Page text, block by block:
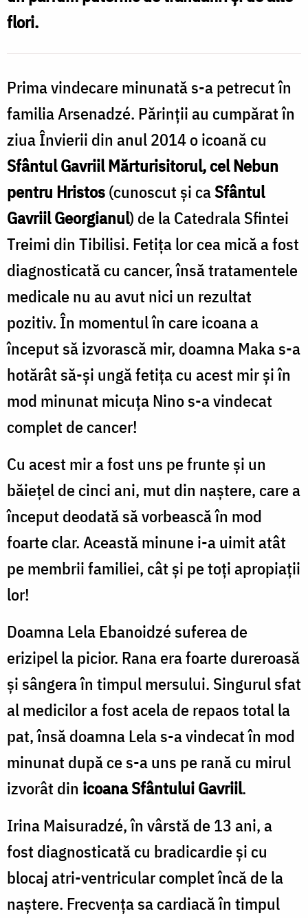
Nebun
Hristos
/
Foto:
Oana
Nechifor
flori.
Prima vindecare minunată s-a petrecut în
familia Arsenadzé. Părinții au cumpărat în
ziua Învierii din anul 2014 o icoană cu
Sfântul Gavriil Mărturisitorul, cel Nebun
pentru Hristos(cunoscut și caSfântul
Gavriil Georgianul) de la Catedrala Sfintei
Treimi din Tibilisi. Fetița lor cea mică a fost
diagnosticată cu cancer, însă tratamentele
medicale nu au avut nici un rezultat
pozitiv. În momentul în care icoana a
început să izvorască mir, doamna Maka s-a
hotărât să-și ungă fetița cu acest mir și în
mod minunat micuța Nino s-a vindecat
complet de cancer!
Cu acest mir a fost uns pe frunte și un
băiețel de cinci ani, mut din naștere, care a
început deodată să vorbească în mod
foarte clar. Această minune i-a uimit atât
pe membrii familiei, cât și pe toți apropiații
lor!
Doamna Lela Ebanoidzé suferea de
erizipel la picior. Rana era foarte dureroasă
și sângera în timpul mersului. Singurul sfat
al medicilor a fost acela de repaos total la
pat, însă doamna Lela s-a vindecat în mod
minunat după ce s-a uns pe rană cu mirul
izvorât din icoana Sfântului Gavriil.
Irina Maisuradzé, în vârstă de 13 ani, a
fost diagnosticată cu bradicardie și cu
blocaj atri-ventricular complet încă de la
naștere. Frecvența sa cardiacă în timpul